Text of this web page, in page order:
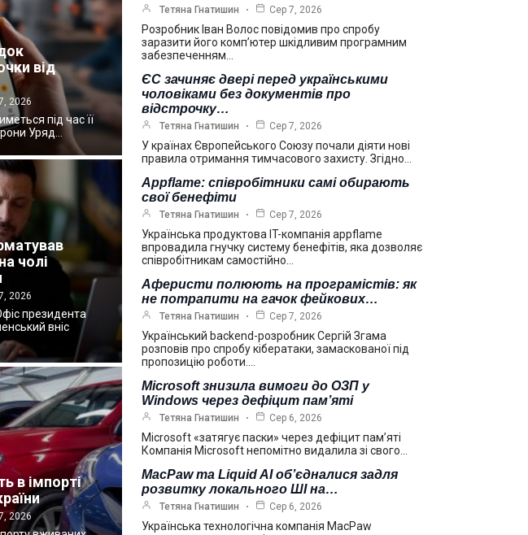
від
2026
під час її
Уряд…
чолі
2026
президента
вніс
в імпорті
2026
Тетяна Гнатишин Сер 7, 2026
Розробник Іван Волос повідомив про спробу
заразити його комп’ютер шкідливим програмним
забезпеченням…
ЄС зачиняє двері перед українськими
чоловіками без документів про
відстрочку…
Тетяна Гнатишин Сер 7, 2026
У країнах Європейського Союзу почали діяти нові
правила отримання тимчасового захисту. Згідно…
Appflame: співробітники самі обирають
свої бенефіти
Тетяна Гнатишин Сер 7, 2026
Українська продуктова IT-компанія appflame
впровадила гнучку систему бенефітів, яка дозволяє
співробітникам самостійно…
Аферисти полюють на програмістів: як
не потрапити на гачок фейкових…
Тетяна Гнатишин Сер 7, 2026
Український backend-розробник Сергій Згама
розповів про спробу кібератаки, замаскованої під
пропозицію роботи.…
Microsoft знизила вимоги до ОЗП у
Windows через дефіцит пам’яті
Тетяна Гнатишин Сер 6, 2026
Microsoft «затягує паски» через дефіцит пам’яті
Компанія Microsoft непомітно видалила зі свого…
MacPaw та Liquid AI об’єдналися задля
розвитку локального ШІ на…
Тетяна Гнатишин Сер 6, 2026
Українська технологічна компанія MacPaw